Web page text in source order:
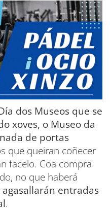
dos Museos que se
xoves, o Museo da
de portas
que queiran coñecer
facelo. Coa compra
no que haberá
agasallarán entradas
.